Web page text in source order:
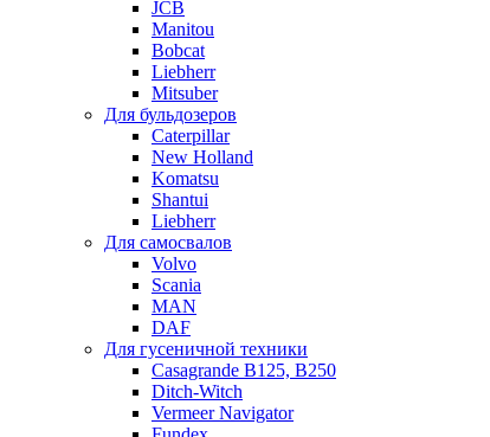
JCB
Manitou
Bobcat
Liebherr
Mitsuber
Для бульдозеров
Caterpillar
New Holland
Komatsu
Shantui
Liebherr
Для самосвалов
Volvo
Scania
MAN
DAF
Для гусеничной техники
Casagrande B125, B250
Ditch-Witch
Vermeer Navigator